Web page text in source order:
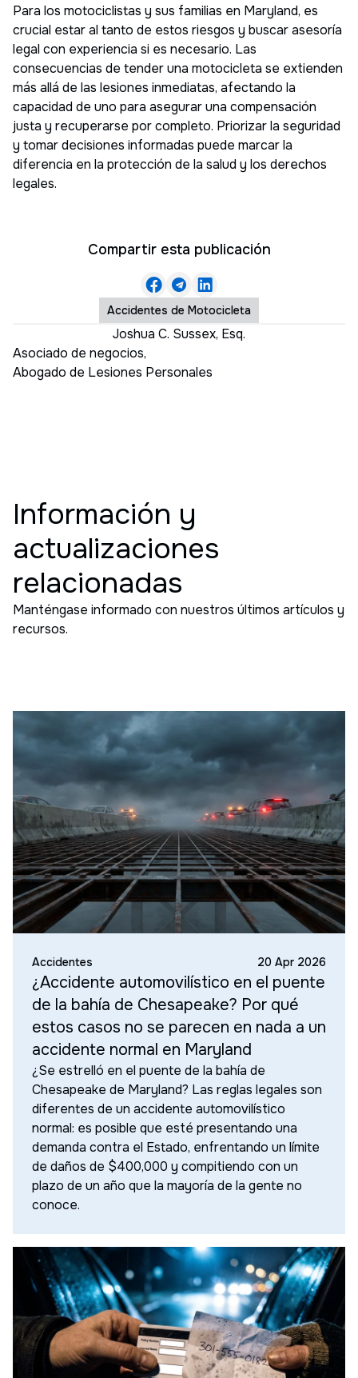
Para los motociclistas y sus familias en Maryland, es
crucial estar al tanto de estos riesgos y buscar asesoría
legal con experiencia si es necesario. Las
consecuencias de tender una motocicleta se extienden
más allá de las lesiones inmediatas, afectando la
capacidad de uno para asegurar una compensación
justa y recuperarse por completo. Priorizar la seguridad
y tomar decisiones informadas puede marcar la
diferencia en la protección de la salud y los derechos
legales.
Compartir esta publicación
Accidentes de Motocicleta
Joshua C. Sussex, Esq.
Asociado de negocios,
Abogado de Lesiones Personales
Información y
actualizaciones
relacionadas
Manténgase informado con nuestros últimos artículos y
recursos.
Accidentes 20 Apr 2026
¿Accidente automovilístico en el puente
de la bahía de Chesapeake? Por qué
estos casos no se parecen en nada a un
accidente normal en Maryland
¿Se estrelló en el puente de la bahía de
Chesapeake de Maryland? Las reglas legales son
diferentes de un accidente automovilístico
normal: es posible que esté presentando una
demanda contra el Estado, enfrentando un límite
de daños de $400,000 y compitiendo con un
plazo de un año que la mayoría de la gente no
conoce.